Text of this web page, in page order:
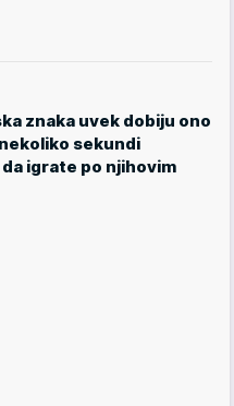
znaka uvek dobiju ono
sekundi
igrate po njihovim